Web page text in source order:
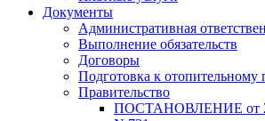
Документы
Административная
Выполнение обязательств
Договоры
Подготовка к отопительному
Правительство
ПОСТАНОВЛЕНИЕ от 23